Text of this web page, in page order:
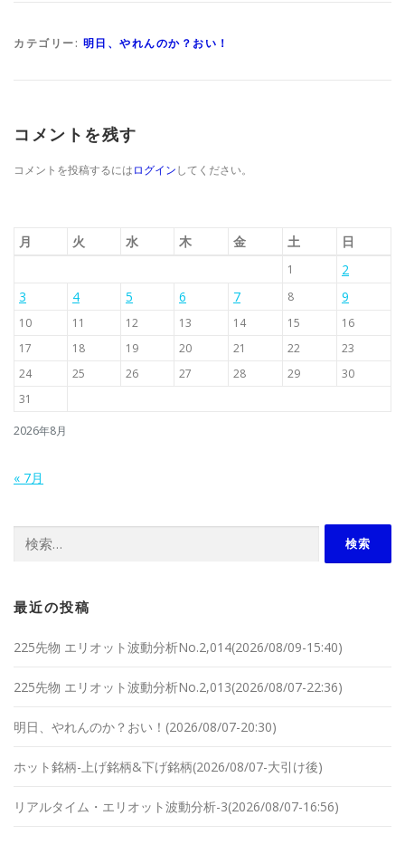
カテゴリー: 明日、やれんのか？おい！
コメントを残す
コメントを投稿するにはログインしてください。
2026年8月
月 火 水 木 金 土 日
1
2
3
4 5 6 7 8 9
10 11 12 13 14 15
16
17
18 19 20 21 22
23
24
25 26 27 28 29
30
31
« 7月
検索:
最近の投稿
225先物 エリオット波動分析No.2,014(2026/08/09-15:40)
225先物 エリオット波動分析No.2,013(2026/08/07-22:36)
明日、やれんのか？おい！(2026/08/07-20:30)
ホット銘柄-上げ銘柄&下げ銘柄(2026/08/07-大引け後)
リアルタイム・エリオット波動分析-3(2026/08/07-16:56)